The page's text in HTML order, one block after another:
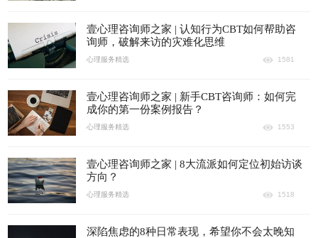
壹心理咨询师之家 | 认知行为CBT如何帮助咨
询师，破解来访的灾难化思维
心理服务精选 1581
壹心理咨询师之家 | 新手CBT咨询师：如何完
成你的第一份案例报告？
心理服务精选 1553
壹心理咨询师之家 | 8大流派如何定位初始访谈
方向？
心理服务精选 1518
深陷焦虑的8种日常表现，希望你不会太晚知